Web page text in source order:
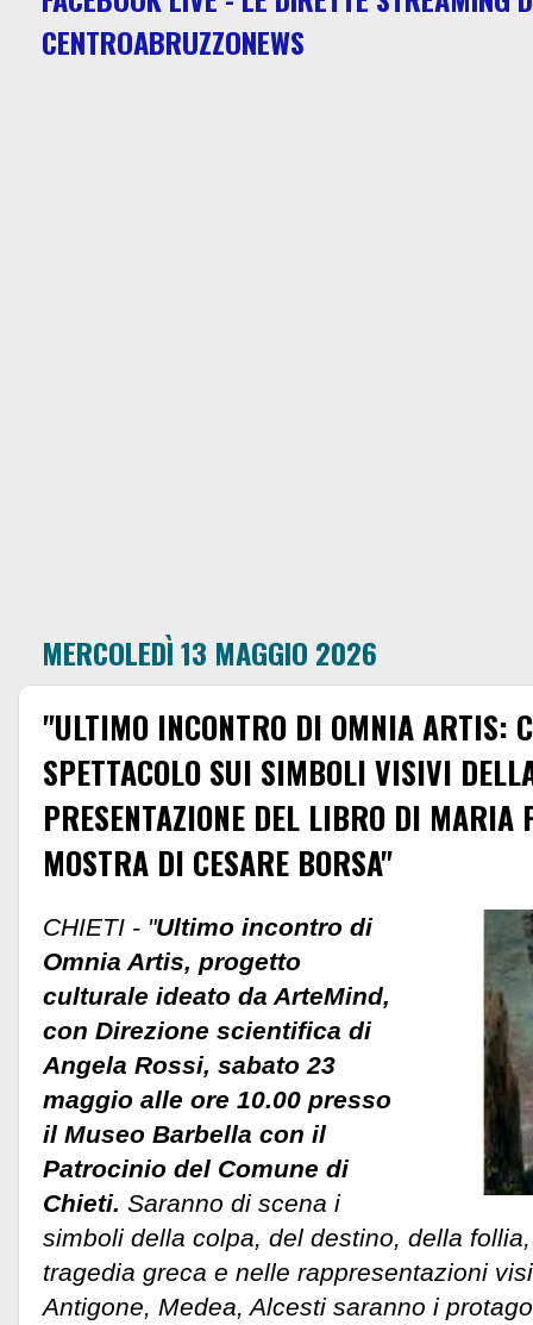
CENTROABRUZZONEWS
MERCOLEDÌ 13 MAGGIO 2026
"ULTIMO INCONTRO DI OMNIA ARTIS:
SPETTACOLO SUI SIMBOLI VISIVI
PRESENTAZIONE DEL LIBRO DI
MOSTRA DI CESARE BORSA"
CHIETI - "Ultimo incontro di
Omnia Artis, progetto
culturale ideato da ArteMind,
con Direzione scientifica di
Angela Rossi, sabato 23
maggio alle ore 10.00 presso
il Museo Barbella con il
Patrocinio del Comune di
Chieti. Saranno di scena i
simboli della colpa, del destino, della
tragedia greca e nelle rappresentazioni
Antigone, Medea, Alcesti saranno i